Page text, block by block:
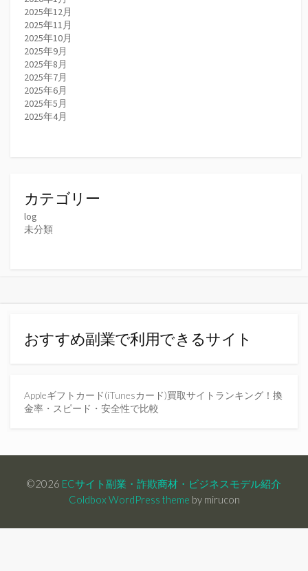
2025年12月
2025年11月
2025年10月
2025年9月
2025年8月
2025年7月
2025年6月
2025年5月
2025年4月
カテゴリー
log
未分類
おすすめ副業で利用できるサイト
Appleギフトカード(iTunesカード)買取サイトランキング！換
金率・スピード・安全性で比較
©2026 ECサイト副業・詐欺商材・ビジネスモデル紹介
Coldbox WordPress theme by mirucon